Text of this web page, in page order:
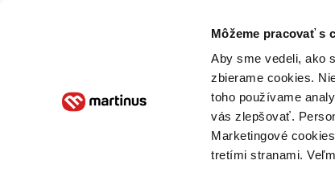
Môžeme pracovať s
Aby sme vedeli, ako
zbierame cookies.
toho používame
vás zlepšovať.
Marketingové
tretími stranami.
Poukážky